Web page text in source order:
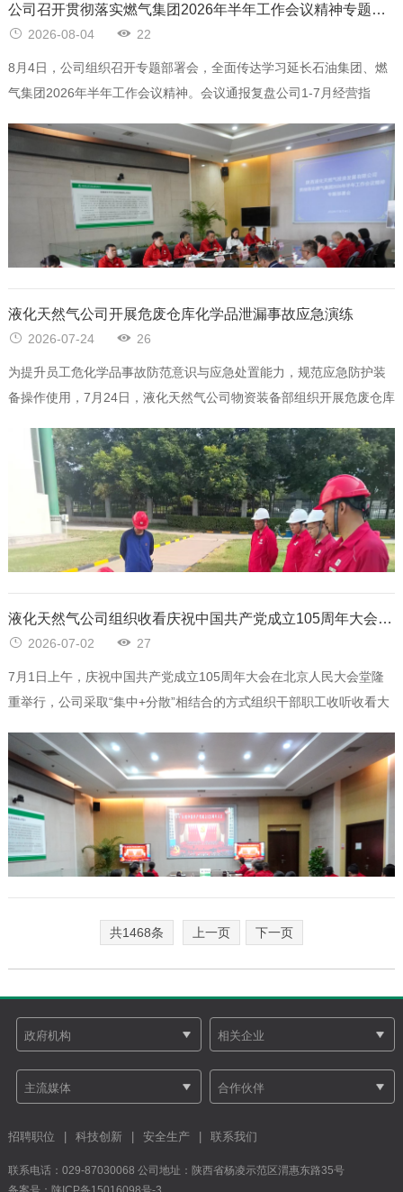
公司召开贯彻落实燃气集团2026年半年工作会议精神专题部署会
2026-08-04 22
8月4日，公司组织召开专题部署会，全面传达学习延长石油集团、燃
气集团2026年半年工作会议精神。会议通报复盘公司1-7月经营指
液化天然气公司开展危废仓库化学品泄漏事故应急演练
2026-07-24 26
为提升员工危化学品事故防范意识与应急处置能力，规范应急防护装
备操作使用，7月24日，液化天然气公司物资装备部组织开展危废仓库
液化天然气公司组织收看庆祝中国共产党成立105周年大会直播
2026-07-02 27
7月1日上午，庆祝中国共产党成立105周年大会在北京人民大会堂隆
重举行，公司采取“集中+分散”相结合的方式组织干部职工收听收看大
共1468条 上一页 下一页
招聘职位 科技创新 安全生产 联系我们
联系电话：029-87030068 公司地址：陕西省杨凌示范区渭惠东路35号